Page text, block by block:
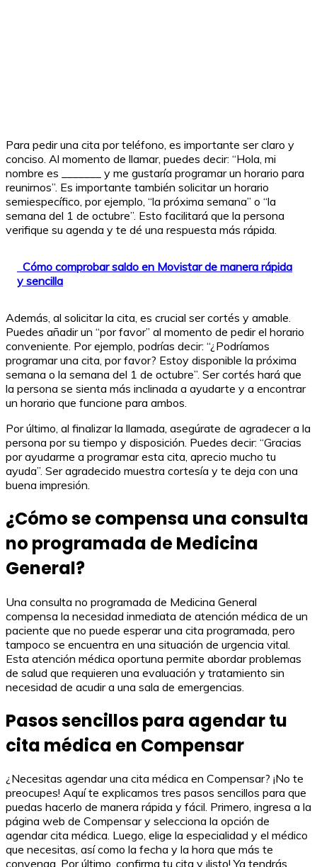
Para pedir una cita por teléfono, es importante ser claro y
conciso. Al momento de llamar, puedes decir: “Hola, mi
nombre es _______ y me gustaría programar un horario para
reunirnos”. Es importante también solicitar un horario
semiespecífico, por ejemplo, “la próxima semana” o “la
semana del 1 de octubre”. Esto facilitará que la persona
verifique su agenda y te dé una respuesta más rápida.
Cómo comprobar saldo en Movistar de manera rápida
y sencilla
Además, al solicitar la cita, es crucial ser cortés y amable.
Puedes añadir un “por favor” al momento de pedir el horario
conveniente. Por ejemplo, podrías decir: “¿Podríamos
programar una cita, por favor? Estoy disponible la próxima
semana o la semana del 1 de octubre”. Ser cortés hará que
la persona se sienta más inclinada a ayudarte y a encontrar
un horario que funcione para ambos.
Por último, al finalizar la llamada, asegúrate de agradecer a la
persona por su tiempo y disposición. Puedes decir: “Gracias
por ayudarme a programar esta cita, aprecio mucho tu
ayuda”. Ser agradecido muestra cortesía y te deja con una
buena impresión.
¿Cómo se compensa una consulta
no programada de Medicina
General?
Una consulta no programada de Medicina General
compensa la necesidad inmediata de atención médica de un
paciente que no puede esperar una cita programada, pero
tampoco se encuentra en una situación de urgencia vital.
Esta atención médica oportuna permite abordar problemas
de salud que requieren una evaluación y tratamiento sin
necesidad de acudir a una sala de emergencias.
Pasos sencillos para agendar tu
cita médica en Compensar
¿Necesitas agendar una cita médica en Compensar? ¡No te
preocupes! Aquí te explicamos tres pasos sencillos para que
puedas hacerlo de manera rápida y fácil. Primero, ingresa a la
página web de Compensar y selecciona la opción de
agendar cita médica. Luego, elige la especialidad y el médico
que necesitas, así como la fecha y la hora que más te
convenga. Por último, confirma tu cita y ¡listo! Ya tendrás